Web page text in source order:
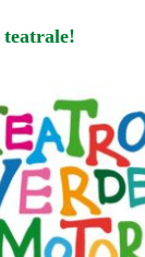
teatrale!